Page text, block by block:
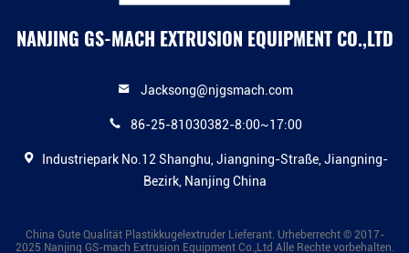
NANJING GS-MACH EXTRUSION EQUIPMENT CO.,LTD
Jacksong@njgsmach.com
86-25-81030382-8:00~17:00
Industriepark No.12 Shanghu, Jiangning-Straße, Jiangning-
Bezirk, Nanjing China
China Gute Qualität Plastikkugelextruder Lieferant. Urheberrecht © 2017-
2025 Nanjing GS-mach Extrusion Equipment Co.,Ltd Alle Rechte vorbehalten.